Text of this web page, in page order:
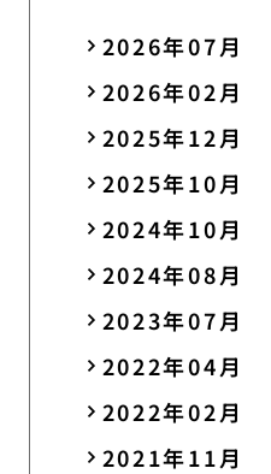
2026年07月
2026年02月
2025年12月
2025年10月
2024年10月
2024年08月
2023年07月
2022年04月
2022年02月
2021年11月